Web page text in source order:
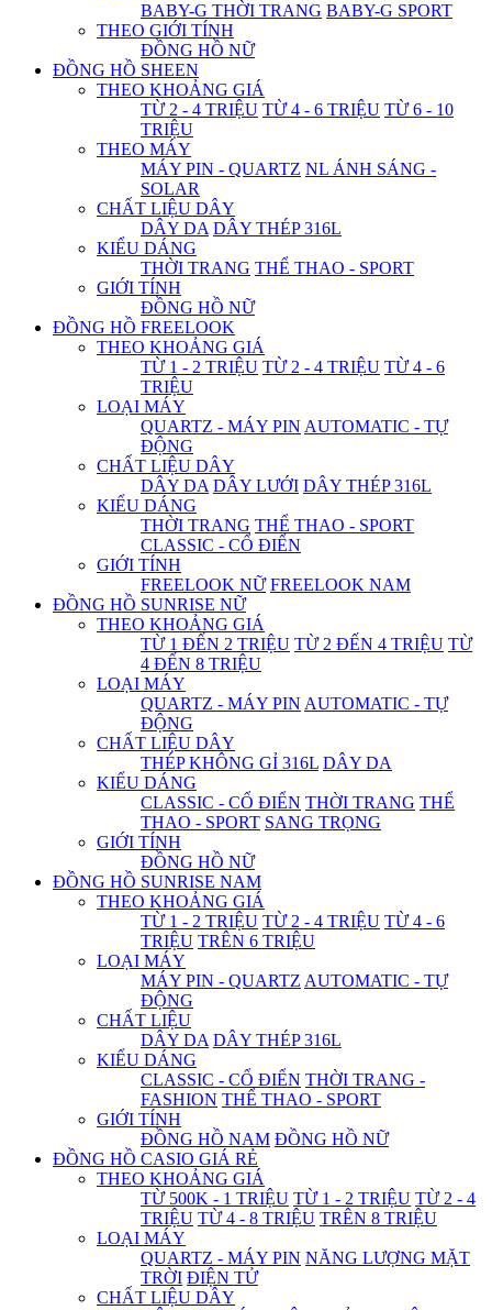
BABY-G THỜI TRANG BABY-G SPORT
THEO GIỚI TÍNH
ĐỒNG HỒ NỮ
ĐỒNG HỒ SHEEN
THEO KHOẢNG GIÁ
TỪ 2 - 4 TRIỆU TỪ 4 - 6 TRIỆU TỪ 6 - 10
TRIỆU
THEO MÁY
MÁY PIN - QUARTZ NL ÁNH SÁNG -
SOLAR
CHẤT LIỆU DÂY
DÂY DA DÂY THÉP 316L
KIỂU DÁNG
THỜI TRANG THỂ THAO - SPORT
GIỚI TÍNH
ĐỒNG HỒ NỮ
ĐỒNG HỒ FREELOOK
THEO KHOẢNG GIÁ
TỪ 1 - 2 TRIỆU TỪ 2 - 4 TRIỆU TỪ 4 - 6
TRIỆU
LOẠI MÁY
QUARTZ - MÁY PIN AUTOMATIC - TỰ
ĐỘNG
CHẤT LIỆU DÂY
DÂY DA DÂY LƯỚI DÂY THÉP 316L
KIỂU DÁNG
THỜI TRANG THỂ THAO - SPORT
CLASSIC - CỔ ĐIỂN
GIỚI TÍNH
FREELOOK NỮ FREELOOK NAM
ĐỒNG HỒ SUNRISE NỮ
THEO KHOẢNG GIÁ
TỪ 1 ĐẾN 2 TRIỆU TỪ 2 ĐẾN 4 TRIỆU TỪ
4 ĐẾN 8 TRIỆU
LOẠI MÁY
QUARTZ - MÁY PIN AUTOMATIC - TỰ
ĐỘNG
CHẤT LIỆU DÂY
THÉP KHÔNG GỈ 316L DÂY DA
KIỂU DÁNG
CLASSIC - CỔ ĐIỂN THỜI TRANG THỂ
THAO - SPORT SANG TRỌNG
GIỚI TÍNH
ĐỒNG HỒ NỮ
ĐỒNG HỒ SUNRISE NAM
THEO KHOẢNG GIÁ
TỪ 1 - 2 TRIỆU TỪ 2 - 4 TRIỆU TỪ 4 - 6
TRIỆU TRÊN 6 TRIỆU
LOẠI MÁY
MÁY PIN - QUARTZ AUTOMATIC - TỰ
ĐỘNG
CHẤT LIỆU
DÂY DA DÂY THÉP 316L
KIỂU DÁNG
CLASSIC - CỔ ĐIỂN THỜI TRANG -
FASHION THỂ THAO - SPORT
GIỚI TÍNH
ĐỒNG HỒ NAM ĐỒNG HỒ NỮ
ĐỒNG HỒ CASIO GIÁ RẺ
THEO KHOẢNG GIÁ
TỪ 500K - 1 TRIỆU TỪ 1 - 2 TRIỆU TỪ 2 - 4
TRIỆU TỪ 4 - 8 TRIỆU TRÊN 8 TRIỆU
LOẠI MÁY
QUARTZ - MÁY PIN NĂNG LƯỢNG MẶT
TRỜI ĐIỆN TỬ
CHẤT LIỆU DÂY